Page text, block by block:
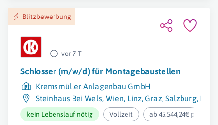
Blitzbewerbung
vor 7 T
Schlosser (m/w/d) für Montagebaustellen
Kremsmüller Anlagenbau GmbH
Steinhaus Bei Wels,Wien, Linz, Graz, Salzburg,
kein Lebenslauf nötig Vollzeit ab 45.544,24€ pro Jahr